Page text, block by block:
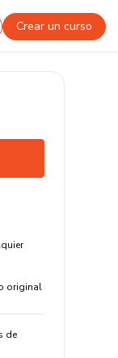
Crear un curso
original
de